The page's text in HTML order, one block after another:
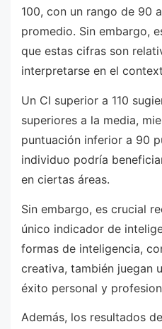
100, con un rango de 90
promedio. Sin embargo,
que estas cifras son
interpretarse en el
Un CI superior a 110
superiores a la media,
puntuación inferior a 90
individuo podría
en ciertas áreas.
Sin embargo, es crucial
único indicador de
formas de inteligencia,
creativa, también juegan
éxito personal y
Además, los resultados